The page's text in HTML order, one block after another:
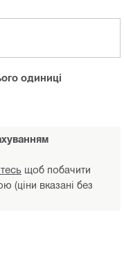
одиниці
щоб побачити
(ціни вказані без